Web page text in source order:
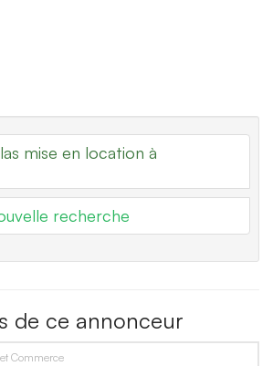
mise en location à
recherche
de ce annonceur
Commerce